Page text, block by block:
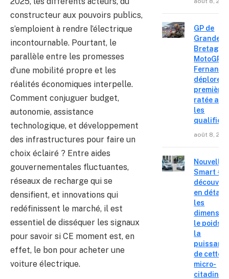
constructeur aux pouvoirs publics,
s’emploient à rendre l’électrique
incontournable. Pourtant, le
parallèle entre les promesses
d’une mobilité propre et les
réalités économiques interpelle.
Comment conjuguer budget,
autonomie, assistance
technologique, et développement
des infrastructures pour faire un
choix éclairé ? Entre aides
gouvernementales fluctuantes,
réseaux de recharge qui se
densifient, et innovations qui
redéfinissent le marché, il est
essentiel de disséquer les signaux
pour savoir si CE moment est, en
effet, le bon pour acheter une
voiture électrique.
GP de
Grande-
Bretagne
MotoGP :
déplore
première
ratée
les
août 8,
Nouvelle
Smart #2
en détail
les
le poids
la
de cette
micro-
citadine